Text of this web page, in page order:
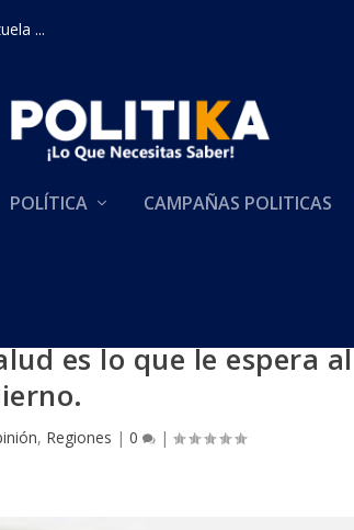
...
POLÍTICA CAMPAÑAS POLITICAS
es lo que le espera al
, Regiones | 0 |